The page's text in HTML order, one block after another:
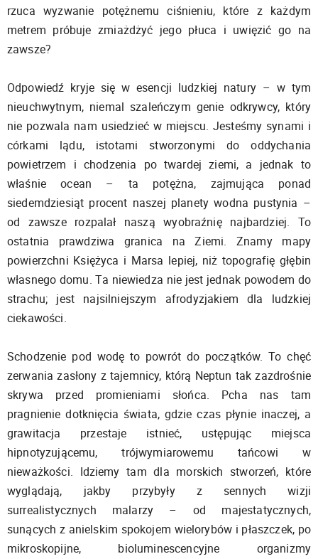
rzuca wyzwanie potężnemu ciśnieniu, które z każdym
metrem próbuje zmiażdżyć jego płuca i uwięzić go na
zawsze?
Odpowiedź kryje się w esencji ludzkiej natury – w tym
nieuchwytnym, niemal szaleńczym genie odkrywcy, który
nie pozwala nam usiedzieć w miejscu. Jesteśmy synami i
córkami lądu, istotami stworzonymi do oddychania
powietrzem i chodzenia po twardej ziemi, a jednak to
właśnie ocean – ta potężna, zajmująca ponad
siedemdziesiąt procent naszej planety wodna pustynia –
od zawsze rozpalał naszą wyobraźnię najbardziej. To
ostatnia prawdziwa granica na Ziemi. Znamy mapy
powierzchni Księżyca i Marsa lepiej, niż topografię głębin
własnego domu. Ta niewiedza nie jest jednak powodem do
strachu; jest najsilniejszym afrodyzjakiem dla ludzkiej
ciekawości.
Schodzenie pod wodę to powrót do początków. To chęć
zerwania zasłony z tajemnicy, którą Neptun tak zazdrośnie
skrywa przed promieniami słońca. Pcha nas tam
pragnienie dotknięcia świata, gdzie czas płynie inaczej, a
grawitacja przestaje istnieć, ustępując miejsca
hipnotyzującemu, trójwymiarowemu tańcowi w
nieważkości. Idziemy tam dla morskich stworzeń, które
wyglądają, jakby przybyły z sennych wizji
surrealistycznych malarzy – od majestatycznych,
sunących z anielskim spokojem wielorybów i płaszczek, po
mikroskopijne, bioluminescencyjne organizmy